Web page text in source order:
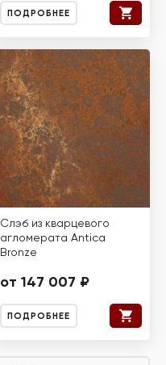
ПОДРОБНЕЕ
Слэб из кварцевого
агломерата Antica
Bronze
от 147 007 ₽
ПОДРОБНЕЕ